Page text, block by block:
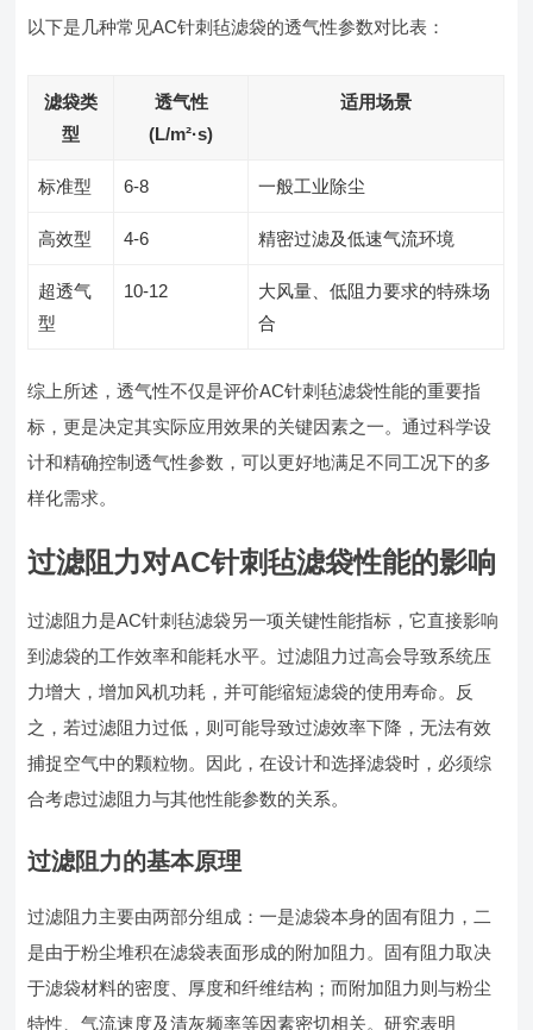
以下是几种常见AC针刺毡滤袋的透气性参数对比表：
滤袋类
型
透气性
(L/m²·s)
适用场景
标准型 6-8 一般工业除尘
高效型 4-6 精密过滤及低速气流环境
超透气
型
10-12
大风量、低阻力要求的特殊场
合
综上所述，透气性不仅是评价AC针刺毡滤袋性能的重要指
标，更是决定其实际应用效果的关键因素之一。通过科学设
计和精确控制透气性参数，可以更好地满足不同工况下的多
样化需求。
过滤阻力对AC针刺毡滤袋性能的影响
过滤阻力是AC针刺毡滤袋另一项关键性能指标，它直接影响
到滤袋的工作效率和能耗水平。过滤阻力过高会导致系统压
力增大，增加风机功耗，并可能缩短滤袋的使用寿命。反
之，若过滤阻力过低，则可能导致过滤效率下降，无法有效
捕捉空气中的颗粒物。因此，在设计和选择滤袋时，必须综
合考虑过滤阻力与其他性能参数的关系。
过滤阻力的基本原理
过滤阻力主要由两部分组成：一是滤袋本身的固有阻力，二
是由于粉尘堆积在滤袋表面形成的附加阻力。固有阻力取决
于滤袋材料的密度、厚度和纤维结构；而附加阻力则与粉尘
特性、气流速度及清灰频率等因素密切相关。研究表明